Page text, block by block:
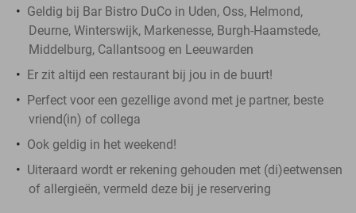
Geldig bij Bar Bistro DuCo in Uden, Oss, Helmond,
Deurne, Winterswijk, Markenesse, Burgh-Haamstede,
Middelburg, Callantsoog en Leeuwarden
Er zit altijd een restaurant bij jou in de buurt!
Perfect voor een gezellige avond met je partner, beste
vriend(in) of collega
Ook geldig in het weekend!
Uiteraard wordt er rekening gehouden met (di)eetwensen
of allergieën, vermeld deze bij je reservering